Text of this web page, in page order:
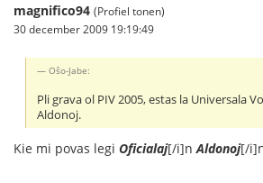
magnifico94 (Profiel tonen)
30 december 2009 19:19:49
Oŝo-Jabe:
Pli grava ol PIV 2005, estas la Universala
Aldonoj.
Kie mi povas legi Oficialaj[/i]n Aldonoj[/